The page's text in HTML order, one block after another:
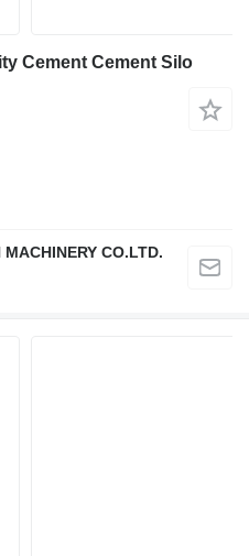
Cement Cement Silo
CO.LTD.